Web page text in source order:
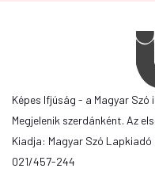
Képes Ifjúság - a Magyar
Megjelenik szerdánként. Az
Kiadja: Magyar Szó Lapkiadó
021/457-244